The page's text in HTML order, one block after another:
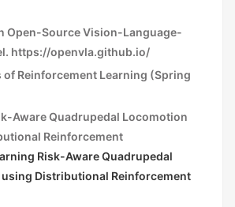
Open-Source Vision-Language-
. https://openvla.github.io/
of Reinforcement Learning (Spring
Aware Quadrupedal Locomotion
Reinforcement
Risk-Aware Quadrupedal
Distributional Reinforcement